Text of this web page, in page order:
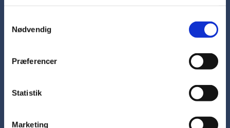
Nødvendig
Præferencer
Statistik
Marketing